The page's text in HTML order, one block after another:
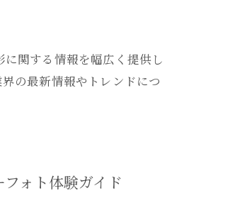
関する情報を幅広く提供し
の最新情報やトレンドにつ
ォト体験ガイド